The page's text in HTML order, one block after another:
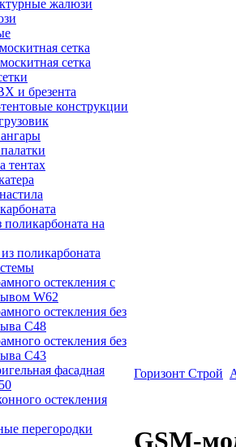
жалюзи
сетка
сетка
и брезента
конструкции
тентах
на
поликарбоната
остекления с
W62
остекления без
C48
остекления без
C43
фасадная
остекления
перегородки
Горизонт Строй
GSM-